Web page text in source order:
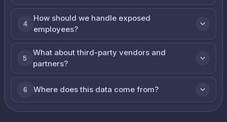
4
How should we handle exposed
employees?
5
What about third-party vendors and
partners?
6 Where does this data come from?